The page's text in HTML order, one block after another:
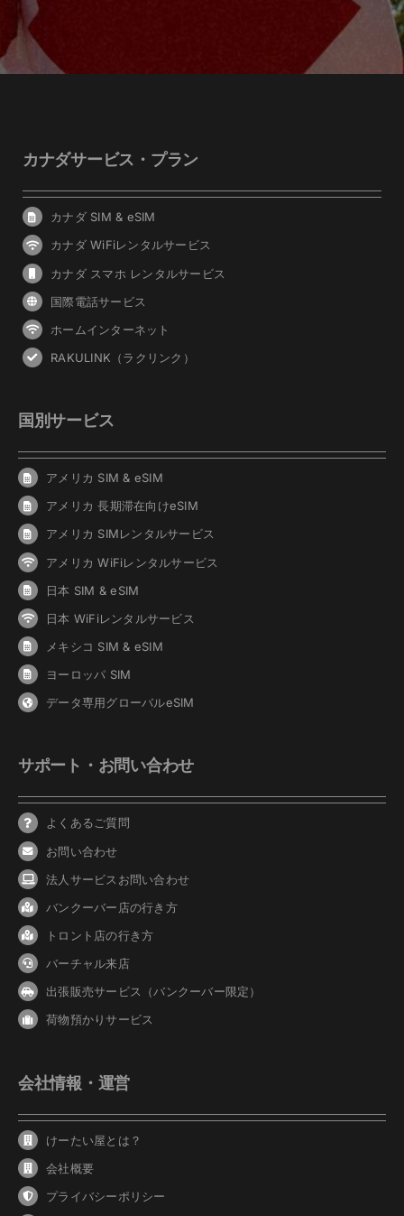
カナダサービス・プラン
カナダ SIM & eSIM
カナダ WiFiレンタルサービス
カナダ スマホ レンタルサービス
国際電話サービス
ホームインターネット
RAKULINK（ラクリンク）
国別サービス
アメリカ SIM & eSIM
アメリカ 長期滞在向けeSIM
アメリカ SIMレンタルサービス
アメリカ WiFiレンタルサービス
日本 SIM & eSIM
日本 WiFiレンタルサービス
メキシコ SIM & eSIM
ヨーロッパ SIM
データ専用グローバルeSIM
サポート・お問い合わせ
よくあるご質問
お問い合わせ
法人サービスお問い合わせ
バンクーバー 店の行き方
トロント店の行き方
バーチャル来店
出張販売サービス（バンクーバー限定）
荷物預かりサービス
会社情報・運営
けーたい屋とは？
会社概要
プライバシーポリシー